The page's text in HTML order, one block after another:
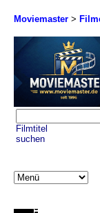
Moviemaster >
Filmtitel
suchen